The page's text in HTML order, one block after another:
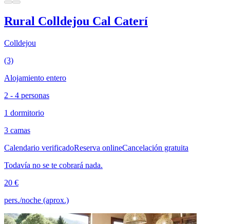
Rural Colldejou Cal Caterí
Colldejou
(3)
Alojamiento entero
2 - 4 personas
1 dormitorio
3 camas
Calendario verificadoReserva onlineCancelación gratuita
Todavía no se te cobrará nada.
20 €
pers./noche (aprox.)